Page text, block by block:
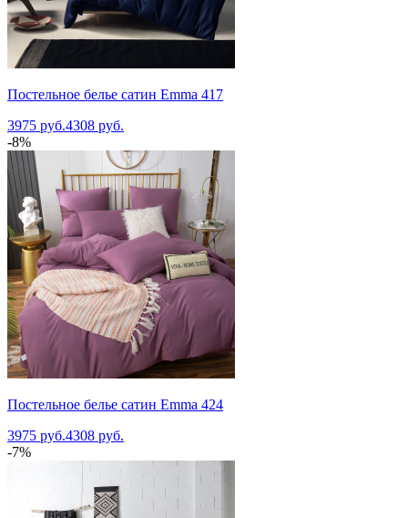
Постельное белье сатин Emma 417
3975 руб.4308 руб.
-8%
Постельное белье сатин Emma 424
3975 руб.4308 руб.
-7%